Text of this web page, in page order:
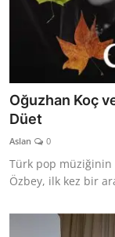
İŞ BİRLİĞİ
MÜZİK
BİLGİ
Oğuzhan Koç
Düet
Aslan 0
Türk pop müziğinin
Özbey, ilk kez bir